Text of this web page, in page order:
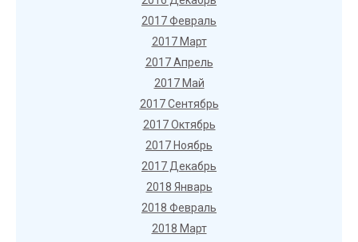
2017 Февраль
2017 Март
2017 Апрель
2017 Май
2017 Сентябрь
2017 Октябрь
2017 Ноябрь
2017 Декабрь
2018 Январь
2018 Февраль
2018 Март